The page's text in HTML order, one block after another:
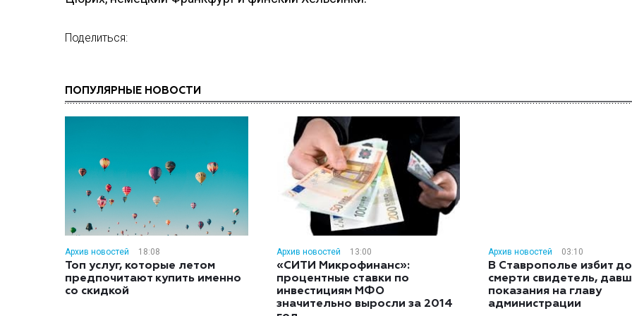
Поделиться:
ПОПУЛЯРНЫЕ НОВОСТИ
Архив новостей 18:08
Топ услуг, которые летом
предпочитают купить именно
со скидкой
Архив новостей 13:00
«СИТИ Микрофинанс»:
процентные ставки по
инвестициям МФО
значительно выросли за 2014
Архив новостей 03:10
В Ставрополье избит до
смерти свидетель,
показания на главу
администрации